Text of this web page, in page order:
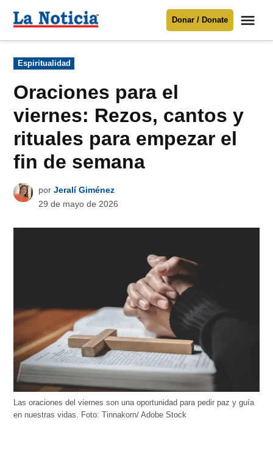
Para mantenerte informado necesitamos
Donar
contenido
Noticia
Donar / Donate
Publicado
en
Espiritualidad
Oraciones para el
viernes: Rezos, cantos y
rituales para empezar el
fin de semana
por Jeralí Giménez
29 de mayo de 2026
Las oraciones del viernes son una oportunidad para pedir paz y guía
en nuestras vidas. Foto: Tinnakorn/ Adobe Stock